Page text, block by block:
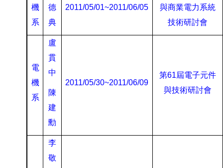
機
系
德
典
2011/05/01~2011/06/05
與商業電力系統
技術研討會
電
機
系
盧
貫
中
陳
建
勳
2011/05/30~2011/06/09
第61屆電子元件
與技術研討會
李
敬